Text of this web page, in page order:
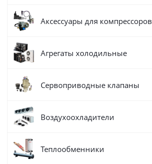
Аксессуары для компрессоров
Агрегаты холодильные
Сервоприводные клапаны
Воздухоохладители
Теплообменники